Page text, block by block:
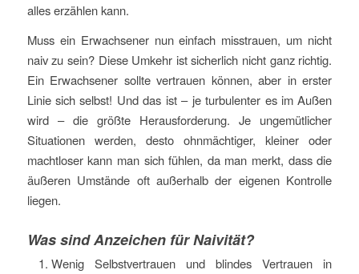
alles erzählen kann.
Muss ein Erwachsener nun einfach misstrauen, um nicht
naiv zu sein? Diese Umkehr ist sicherlich nicht ganz richtig.
Ein Erwachsener sollte vertrauen können, aber in erster
Linie sich selbst! Und das ist – je turbulenter es im Außen
wird – die größte Herausforderung. Je ungemütlicher
Situationen werden, desto ohnmächtiger, kleiner oder
machtloser kann man sich fühlen, da man merkt, dass die
äußeren Umstände oft außerhalb der eigenen Kontrolle
liegen.
Was sind Anzeichen für Naivität?
Wenig Selbstvertrauen und blindes Vertrauen in